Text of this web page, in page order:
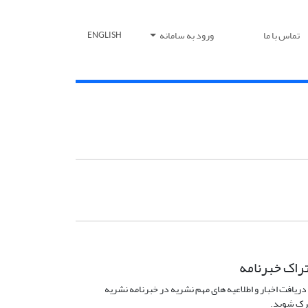
تماس با ما ورود به سامانه ENGLISH
خبرنامه
اخبار و اطلاعیه های مهم نشریه در خبرنامه نشریه
شوید.